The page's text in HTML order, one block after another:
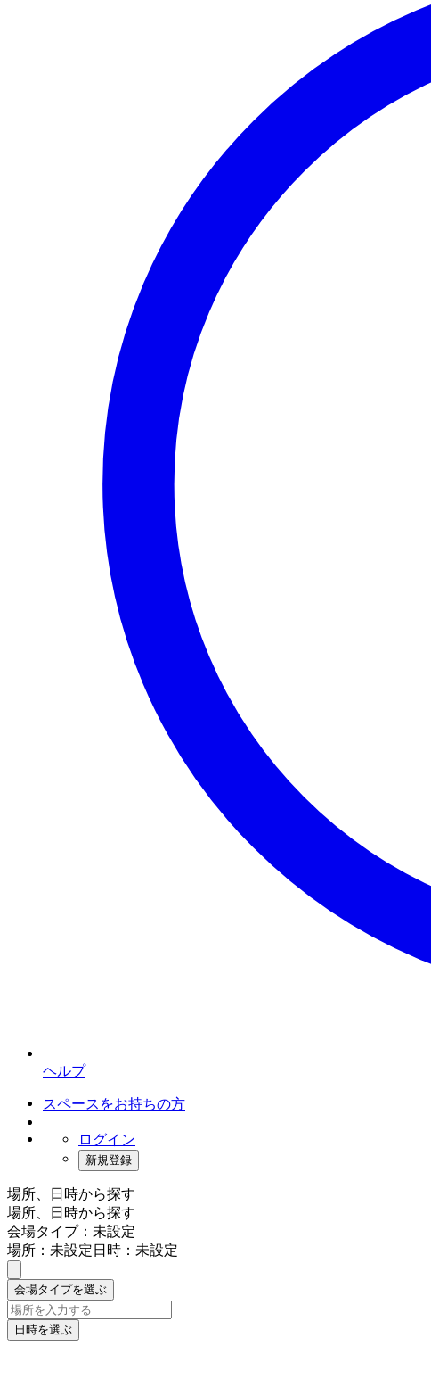
ヘルプ
スペースをお持ちの方
ログイン
新規登録
場所、日時から探す
場所、日時から探す
会場タイプ：未設定
場所：未設定日時：未設定
会場タイプを選ぶ
日時を選ぶ